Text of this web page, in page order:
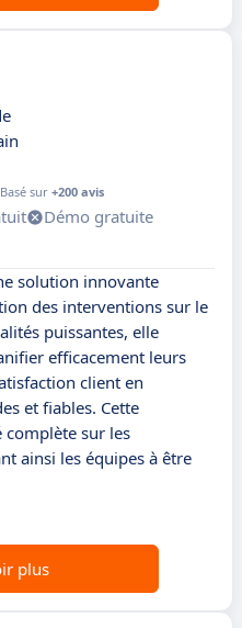
Basé sur +200 avis
Démo gratuite
solution innovante
des interventions sur le
puissantes, elle
efficacement leurs
client en
et fiables. Cette
sur les
ainsi les équipes à être
plus